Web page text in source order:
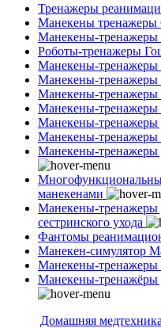
Тренажеры
Манекены тренажеры
Манекены-тренажеры
Роботы-тренажеры
Манекены-
Манекены-тренажеры
Манекены-тренажеры
Манекены-тренажеры
Манекены-
Манекены-тренажеры
Манекены-тренажеры
манекенами
Манекены-тренажеры
сестринского ухода
Фантомы
Манекен-симулятор
Манекены-тренажеры
Манекены-тренажёры
Домашняя медтехника